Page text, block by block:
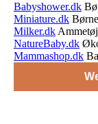
Babyshower.dk
Miniature.dk
Milker.dk
NatureBaby.dk
Mammashop.dk